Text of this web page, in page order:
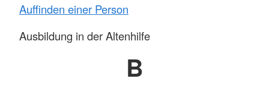
Auffinden einer Person
Ausbildung in der Altenhilfe
B